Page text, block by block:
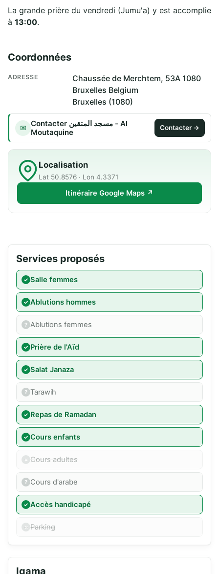
La grande prière du vendredi (Jumu'a) y est accomplie
à 13:00.
Coordonnées
ADRESSE
Chaussée de Merchtem, 53A 1080
Bruxelles Belgium
Bruxelles (1080)
✉ Contacter مسجد المتقين - Al
Moutaquine
Contacter →
Localisation
Lat 50.8576 · Lon 4.3371
Itinéraire Google Maps ↗
Services proposés
Salle femmes
Ablutions hommes
Ablutions femmes
Prière de l'Aïd
Salat Janaza
Tarawih
Repas de Ramadan
Cours enfants
Cours adultes
Cours d'arabe
Accès handicapé
Parking
Iqama